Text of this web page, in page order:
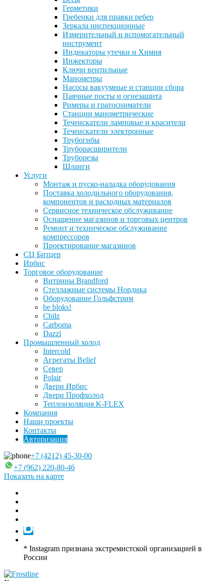
Герметики
Гребенки для правки ребер
Зеркала инспекционные
Измерительный и вспомогательный
инструмент
Индикаторы утечки и Химия
Инжекторы
Ключи вентильные
Манометры
Насосы вакуумные и станции сбора
Паячные посты и огнезащита
Римеры и гратосниматели
Станции манометрические
Течеискатели ламповые и красители
Течеискатели электронные
Трубогибы
Труборасширители
Труборезы
Шланги
Услуги
Монтаж и пуско-наладка оборудования
Поставка холодильного оборудования,
компонентов и расходных материалов
Сервисное техническое обслуживание
Оснащение магазинов и торговых центров
Ремонт и техническое обслуживание
компрессоров
Проектирование магазинов
СЦ Битцер
Ирбис
Торговое оборудование
Витрины Brandford
Стеллажные системы Нордика
Оборудование Гольфстрим
be bloks!
Chilz
Carboma
Dazzl
Промышленный холод
Intercold
Агрегаты Belief
Север
Polair
Двери Ирбис
Двери Профхолод
Теплоизоляция K-FLEX
Компания
Наши проекты
Контакты
Авторизация
+7 (4212) 45-30-00
+7 (962) 220-80-46
Показать на карте
* Instagram признана экстремистской организацией в
России